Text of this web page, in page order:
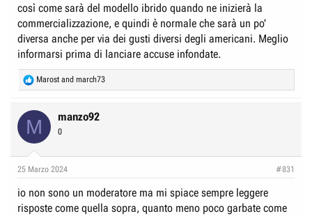
così come sarà del modello ibrido quando ne inizierà la
commercializzazione, e quindi è normale che sarà un po'
diversa anche per via dei gusti diversi degli americani. Meglio
informarsi prima di lanciare accuse infondate.
R
e
t
s
Marost and march73
M manzo92
0
25 Marzo 2024 #831
io non sono un moderatore ma mi spiace sempre leggere
risposte come quella sopra, quanto meno poco garbate come